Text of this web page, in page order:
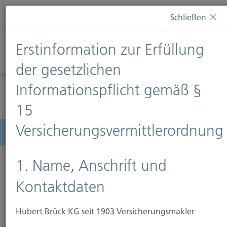
Diese Webseite verwendet Cookies. Wenn Sie weiterhin
Informationen finden Sie auf unserer SeiteDatenschutz
Diese Nachricht nicht erneut anzeigen
Menü
Schließen
Erstinformation zur Erfüllung
der gesetzlichen
Informationspflicht gemäß §
15
Versicherungsvermittlerordnung
1. Name, Anschrift und
Kontaktdaten
Hubert Brück KG seit 1903 Versicherungsmakler